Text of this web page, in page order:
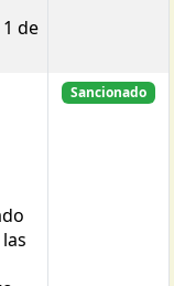
de
Sancionado